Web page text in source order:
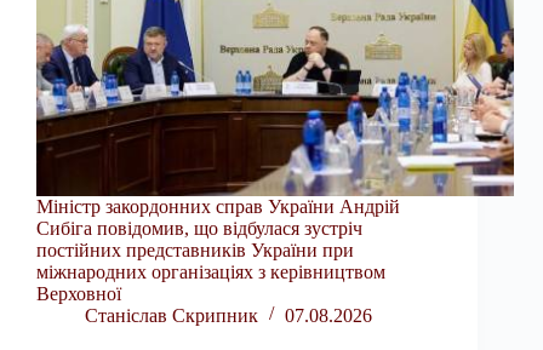
Міністр закордонних справ України Андрій
Сибіга повідомив, що відбулася зустріч
постійних представників України при
міжнародних організаціях з керівництвом
Верховної
Станіслав Скрипник
07.08.2026